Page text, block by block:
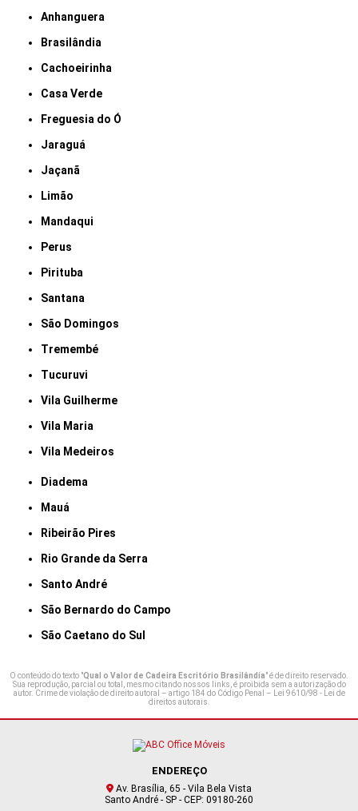
Anhanguera
Brasilândia
Cachoeirinha
Casa Verde
Freguesia do Ó
Jaraguá
Jaçanã
Limão
Mandaqui
Perus
Pirituba
Santana
São Domingos
Tremembé
Tucuruvi
Vila Guilherme
Vila Maria
Vila Medeiros
Diadema
Mauá
Ribeirão Pires
Rio Grande da Serra
Santo André
São Bernardo do Campo
São Caetano do Sul
O conteúdo do texto "Qual o Valor de Cadeira Escritório Brasilândia" é de direito reservado.
Sua reprodução, parcial ou total, mesmo citando nossos links, é proibida sem a autorização do
autor. Crime de violação de direito autoral – artigo 184 do Código Penal – Lei 9610/98 - Lei de
direitos autorais.
ENDEREÇO
Av. Brasília, 65 - Vila Bela Vista
Santo André - SP - CEP: 09180-260